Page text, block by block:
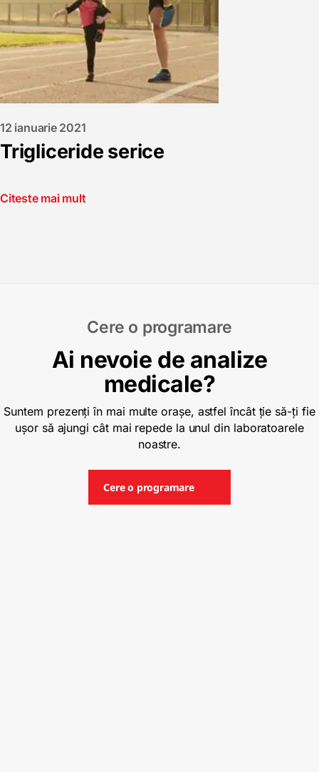
12 ianuarie 2021
Trigliceride serice
Citeste mai mult
Cere o programare
Ai nevoie de analize
medicale?
Suntem prezenți în mai multe orașe, astfel încât ție să-ți fie
ușor să ajungi cât mai repede la unul din laboratoarele
noastre.
Cere o programare